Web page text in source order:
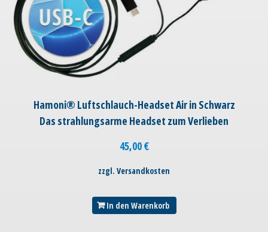
Hamoni® Luftschlauch-Headset Air in Schwarz
Das strahlungsarme Headset zum Verlieben
45,00€
zzgl. Versandkosten
In den Warenkorb